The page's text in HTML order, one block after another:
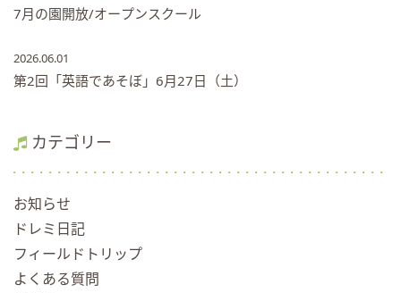
7月の園開放/オープンスクール
2026.06.01
第2回「英語であそぼ」6月27日（土）
カテゴリー
お知らせ
ドレミ日記
フィールドトリップ
よくある質問